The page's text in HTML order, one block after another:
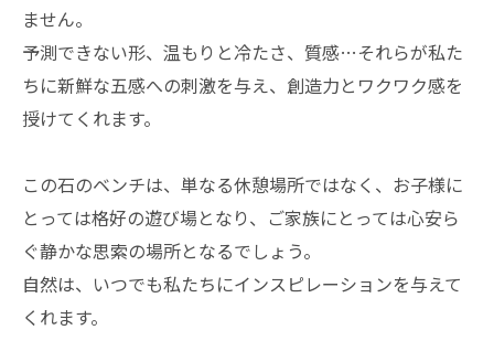
ません。
予測できない形、温もりと冷たさ、質感…それらが私た
ちに新鮮な五感への刺激を与え、創造力とワクワク感を
授けてくれます。
この石のベンチは、単なる休憩場所ではなく、お子様に
とっては格好の遊び場となり、ご家族にとっては心安ら
ぐ静かな思索の場所となるでしょう。
自然は、いつでも私たちにインスピレーションを与えて
くれます。